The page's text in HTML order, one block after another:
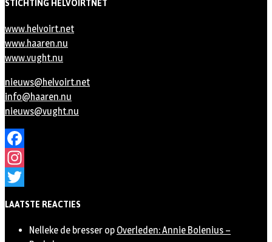
STICHTING HELVOIRTNET
www.helvoirt.net
www.haaren.nu
www.vught.nu
nieuws@helvoirt.net
info@haaren.nu
nieuws@vught.nu
Facebook
Instagram
LAATSTE REACTIES
Nelleke de bresser op Overleden: Annie Bolenius –